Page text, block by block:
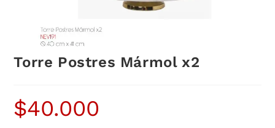
Torre Postres Mármol x2
$40.000